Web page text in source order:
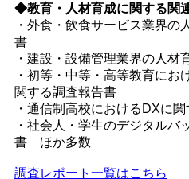
◆教育・人材育成に関する関
・外食・飲食サービス業界の
書
・建設・設備管理業界の人材
・初等・中等・高等教育にお
関する調査報告書
・通信制高校におけるDXに
・社会人・学生のデジタルバ
書 ほか多数
調査レポート一覧はこちら